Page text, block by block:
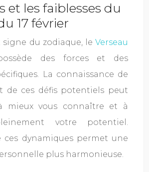
et les faiblesses du
17 février
du zodiaque, le Verseau
des forces et des
La connaissance de
de ces défis potentiels peut
mieux vous connaître et à
votre potentiel.
ces dynamiques permet une
plus harmonieuse.